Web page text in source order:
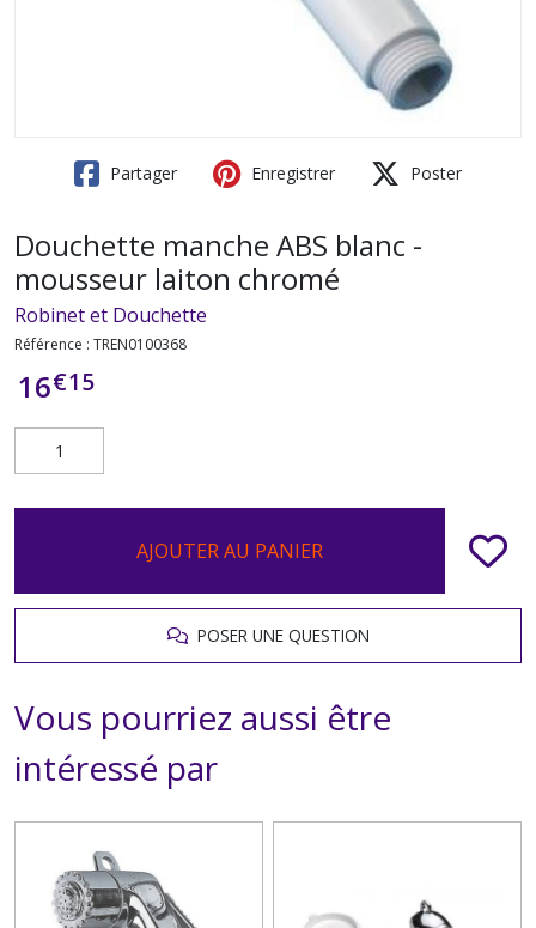
Partager Enregistrer Poster
Douchette manche ABS blanc -
mousseur laiton chromé
Robinet et Douchette
Référence : TREN0100368
16€15
AJOUTER AU PANIER
POSER UNE QUESTION
Vous pourriez aussi être
intéressé par